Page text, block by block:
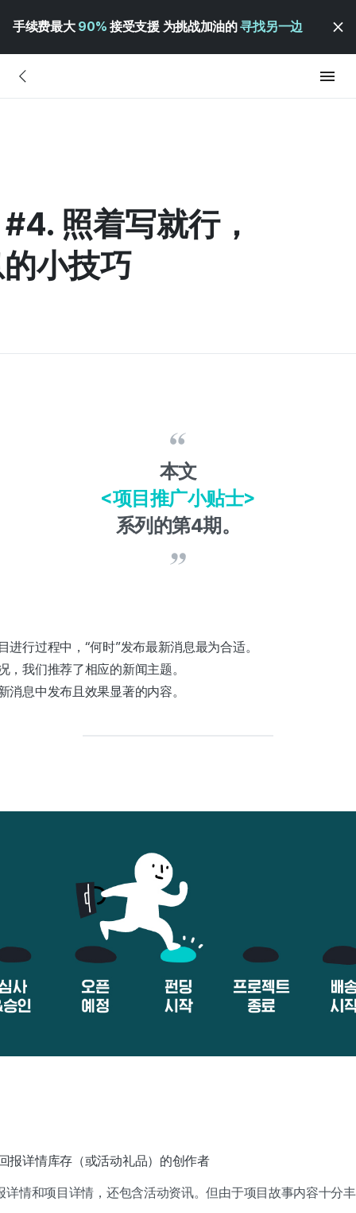
手续费最大 90% 接受支援 为挑战加油的寻找另一边
照着写就行，
小技巧
本文
<项目推广小贴士>
系列的第4期。
进行过程中，“何时”发布最新消息最为合适。
，我们推荐了相应的新闻主题。
消息中发布且效果显著的内容。
报详情库存（或活动礼品）的创作者
详情和项目详情，还包含活动资讯。但由于项目故事内容十分